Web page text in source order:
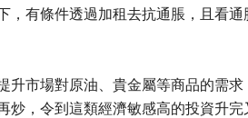
，有條件透過加租去抗通脹，且看
升市場對原油、貴金屬等商品的需
炒，令到這類經濟敏感高的投資升